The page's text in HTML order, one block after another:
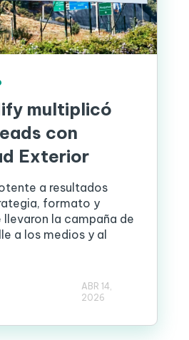
multiplicó
con
Exterior
a resultados
formato y
llevaron la campaña de
a los medios y al
ABR 14,
2026